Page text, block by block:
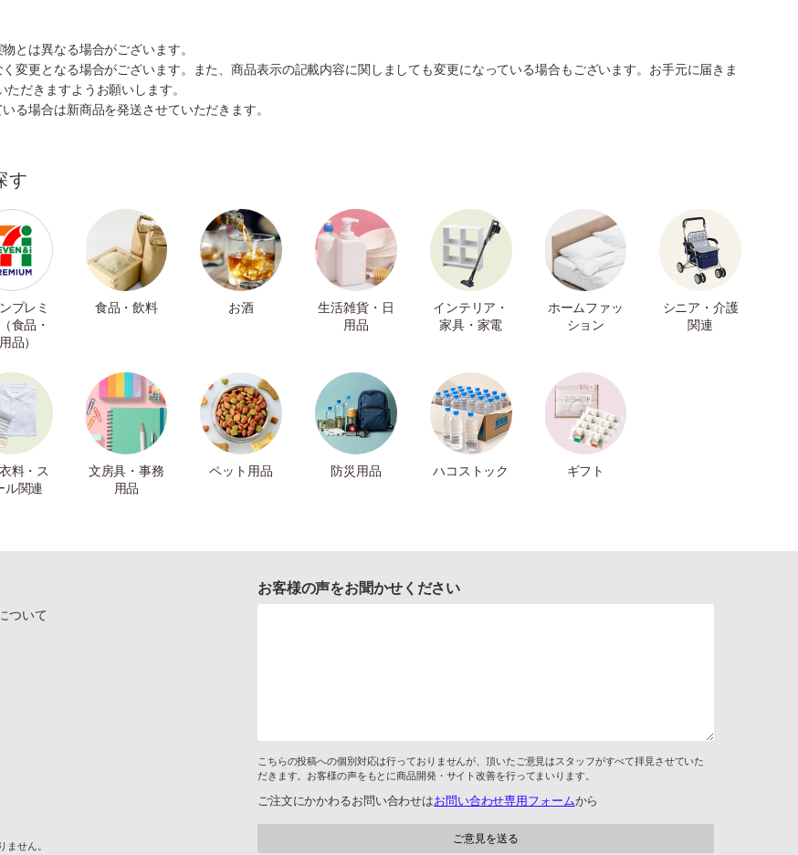
とは異なる場合がございます。
変更となる場合がございます。また、商品表示の記載内容に関しましても変更になっている場合もございます。お手元に届きま
だきますようお願いします。
る場合は新商品を発送させていただきます。
す
プレミ
食品・
品）
食品・飲料 お酒
生活雑貨・日
用品
インテリア・
家具・家電
ホームファッ
ション
シニア・介護
関連
料・ス
ル関連
文房具・事務
用品
ペット用品 防災用品 ハコストック ギフト
ついて
せん。
お客様の声をお聞かせください
こちらの投稿への個別対応は行っておりませんが、頂いたご意見はスタッフがすべて拝見させていた
だきます。お客様の声をもとに商品開発・サイト改善を行ってまいります。
ご注文にかかわるお問い合わせはお問い合わせ専用フォームから